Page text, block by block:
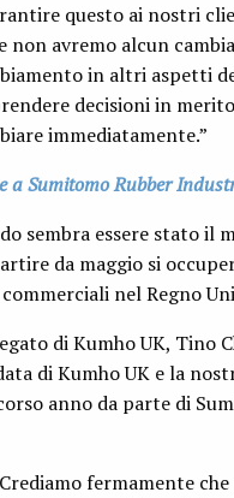
questo ai nostri
non avremo alcun
in altri aspetti
decisioni in
immediatamente.”
a Sumitomo Rubber
sembra essere stato
da maggio si
nel Regno
di Kumho UK, Tino
di Kumho UK e la
anno da parte di
fermamente